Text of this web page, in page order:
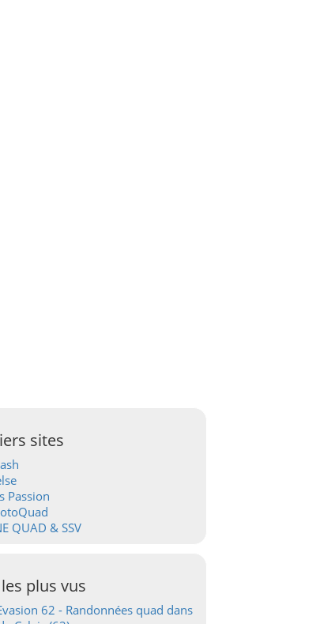
sites
Passion
QUAD & SSV
plus vus
62 - Randonnées quad dans